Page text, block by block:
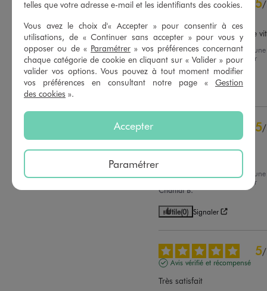
3étoiles
0
2 étoiles
1étoile 0
Trier les avis
/
Matière agréable qui sèche
Avis du14/07/2026 , suite à une
expérience du01/07/2026
par
Mélanie D.
Utile(0) Signaler
5/
Avis vérifié et récompensé
, suite à une
par
Chantal B.
Utile(0) Signaler
5/
Avis vérifié et récompensé
Très satisfait
telles que votre adresse e-mail et les identifiants des cookies.
Vous avez le choix d'« Accepter » pour consentir à ces
utilisations, de « Continuer sans accepter » pour vous y
opposer ou de « Paramétrer » vos préférences concernant
chaque catégorie de cookie en cliquant sur « Valider » pour
valider vos options. Vous pouvez à tout moment modifier
vos préférences en consultant notre page « Gestion
des cookies ».
Accepter
Paramétrer